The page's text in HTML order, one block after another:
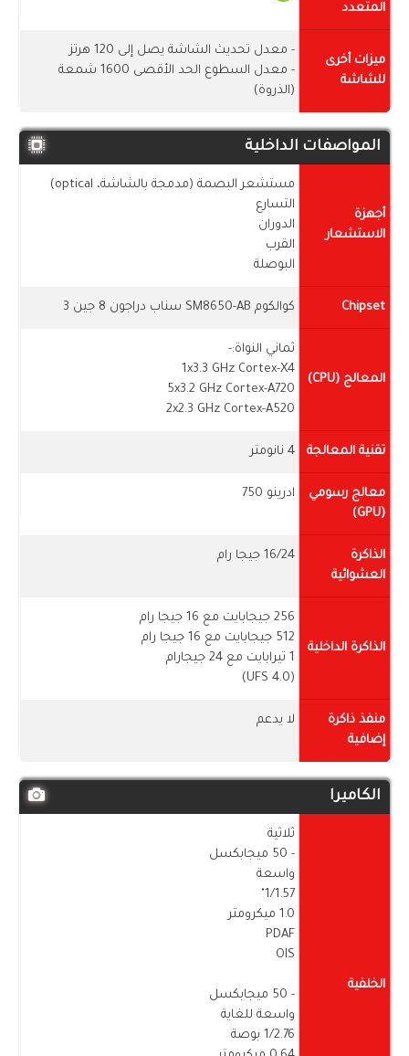
المتعدد
ميزات أخرى
للشاشة
- معدل تحديث الشاشة يصل إلى 120 هرتز
- معدل السطوع الحد الأقصى 1600 شمعة
(الذروة)
المواصفات الداخلية
أجهزة
الاستشعار
مستشعر البصمة (مدمجة بالشاشة، optical)
التسارع
الدوران
القرب
البوصلة
Chipset كوالكوم SM8650-AB سناب دراجون 8 جين 3
المعالج (CPU)
ثماني النواة:-
1x3.3 GHz Cortex-X4
5x3.2 GHz Cortex-A720
2x2.3 GHz Cortex-A520
تقنية المعالجة 4 نانومتر
معالج رسومي
(GPU)
ادرينو 750
الذاكرة
العشوائية
16/24 جيجا رام
الذاكرة الداخلية
256 جيجابايت مع 16 جيجا رام
512 جيجابايت مع 16 جيجا رام
1 تيرابايت مع 24 جيجارام
(UFS 4.0)
منفذ ذاكرة
إضافية
لا يدعم
الكاميرا
الخلفية
ثلاثية
- 50 ميجابكسل
واسعة
1/1.57"
1.0 ميكرومتر
PDAF
OIS
- 50 ميجابكسل
واسعة للغاية
1/2.76 بوصة